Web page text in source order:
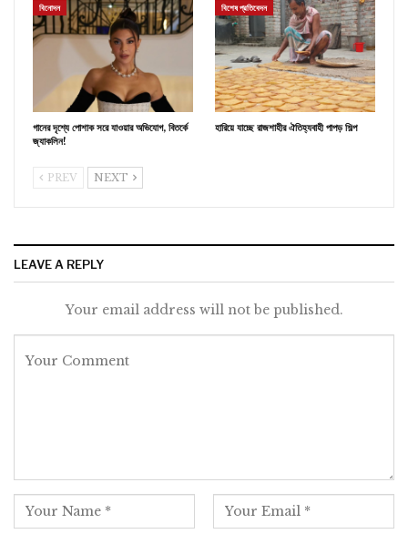
বিনোদন
গানের দৃশ্যে পোশাক সরে যাওয়ার অভিযোগ, বিতর্কে
জ্যাকলিন!
বিশেষ প্রতিবেদন
হারিয়ে যাচ্ছে রাজশাহীর ঐতিহ্যবাহী পাপড় শিল্প
PREV NEXT
LEAVE A REPLY
Your email address will not be published.